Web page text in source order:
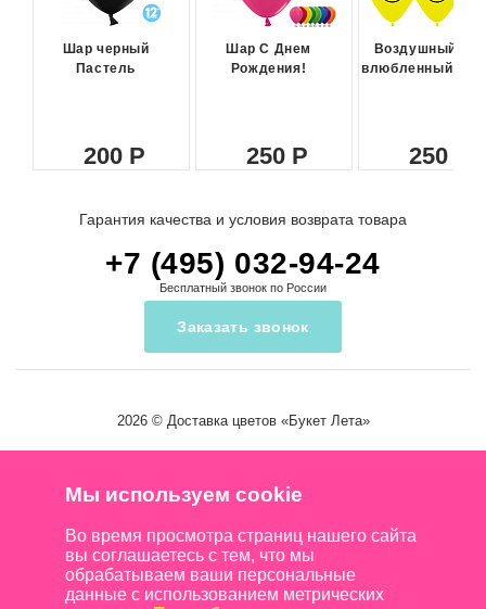
Шар черный
Пастель
200
Шар С Днем
Рождения!
250
Воздушный
влюбленный
250
Гарантия качества и условия возврата товара
+7 (495) 032-94-24
Бесплатный звонок по России
Заказать звонок
2026 © Доставка цветов«Букет Лета»
Мы используем cookie
Во время просмотра страниц нашего сайта
вы соглашаетесь с тем, что мы
обрабатываем ваши персональные
данные с использованием метрических